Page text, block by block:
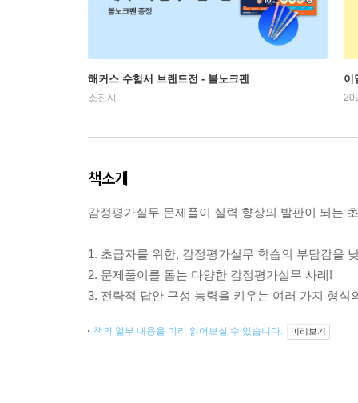
해커스 수험서 브랜드전 - 볼노크펜
소진시
이
책소개
감정평가실무 문제풀이 실력 향상의 발판이 되는
1. 초급자를 위한, 감정평가실무 학습의 부담감을
2. 문제풀이를 돕는 다양한 감정평가실무 사례!
3. 전략적 답안 구성 능력을 키우는 여러 가지 형식
책의 일부 내용을 미리 읽어보실 수 있습니다. 미리보기